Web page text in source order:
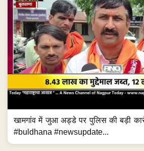
खामगांव में जुआ अड्डे पर पुलिस की बड़ी
#buldhana #newsupdate...